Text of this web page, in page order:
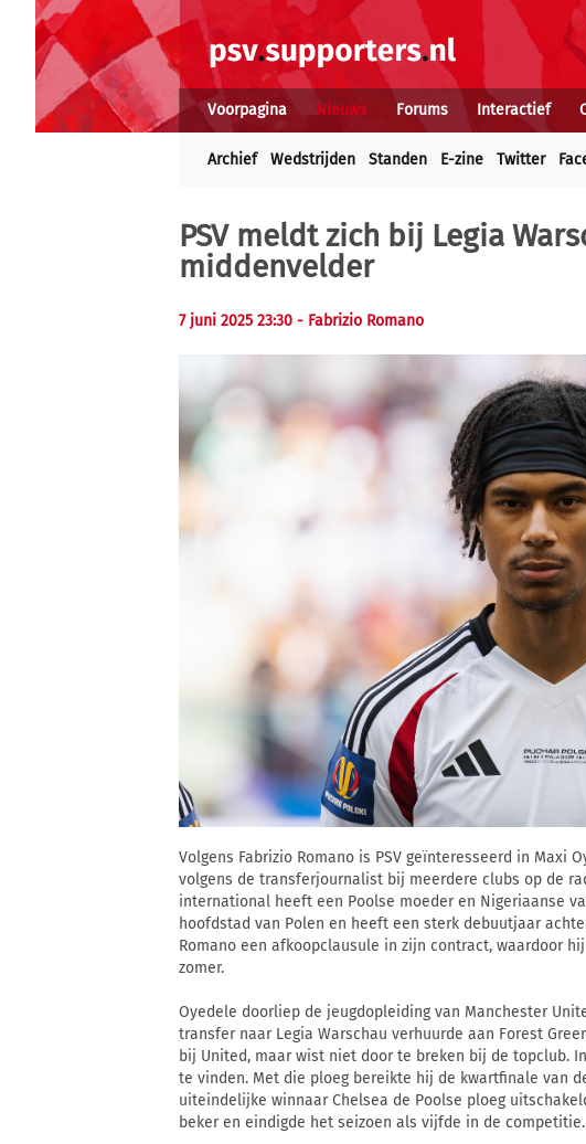
Voorpagina Nieuws Forums Interactief
Archief Wedstrijden Standen E-zine Twitter
PSV meldt zich bij Legia
middenvelder
7 juni 2025 23:30 - Fabrizio Romano
Volgens Fabrizio Romano is PSV geïnteresseerd in Maxi
volgens de transferjournalist bij meerdere clubs op de
international heeft een Poolse moeder en Nigeriaanse
hoofdstad van Polen en heeft een sterk debuutjaar
Romano een afkoopclausule in zijn contract, waardoor
zomer.
Oyedele doorliep de jeugdopleiding van Manchester
transfer naar Legia Warschau verhuurde aan Forest
bij United, maar wist niet door te breken bij de topclub.
te vinden. Met die ploeg bereikte hij de kwartfinale van
uiteindelijke winnaar Chelsea de Poolse ploeg
beker en eindigde het seizoen als vijfde in de competitie.